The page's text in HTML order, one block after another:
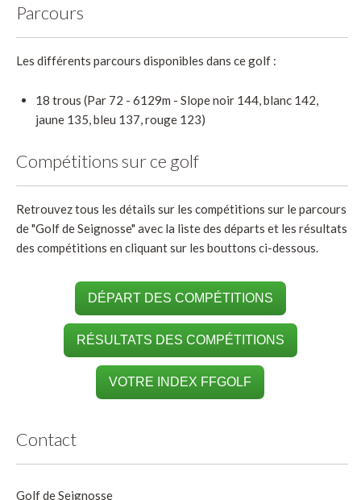
Parcours
Les différents parcours disponibles dans ce golf :
18 trous (Par 72 - 6129m - Slope noir 144, blanc 142,
jaune 135, bleu 137, rouge 123)
Compétitions sur ce golf
Retrouvez tous les détails sur les compétitions sur le parcours
de "Golf de Seignosse" avec la liste des départs et les résultats
des compétitions en cliquant sur les bouttons ci-dessous.
DÉPART DES COMPÉTITIONS
RÉSULTATS DES COMPÉTITIONS
VOTRE INDEX FFGOLF
Contact
Golf de Seignosse